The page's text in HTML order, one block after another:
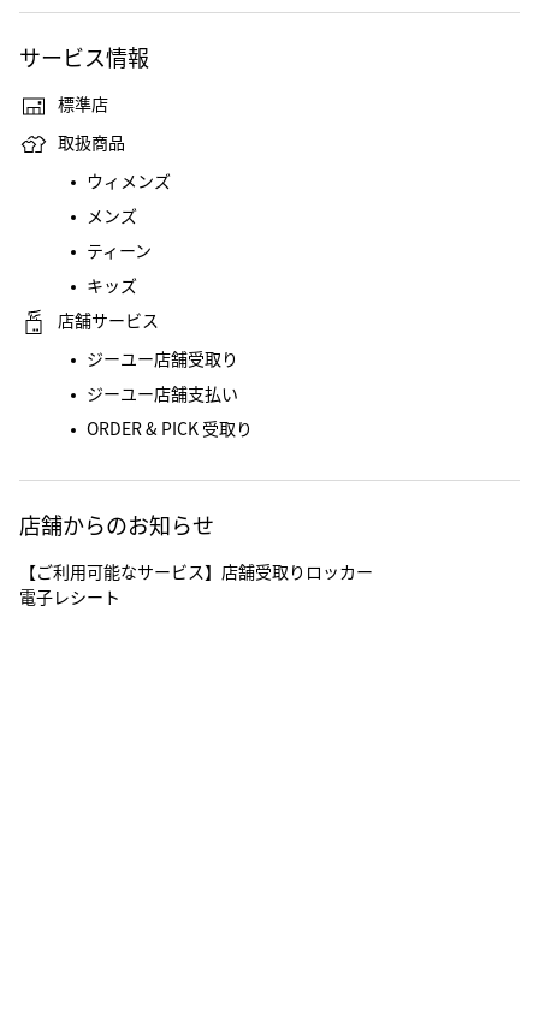
サービス情報
標準店
取扱商品
ウィメンズ
メンズ
ティーン
キッズ
店舗サービス
ジーユー店舗受取り
ジーユー店舗支払い
ORDER & PICK 受取り
店舗からのお知らせ
【ご利用可能なサービス】店舗受取りロッカー
電子レシート